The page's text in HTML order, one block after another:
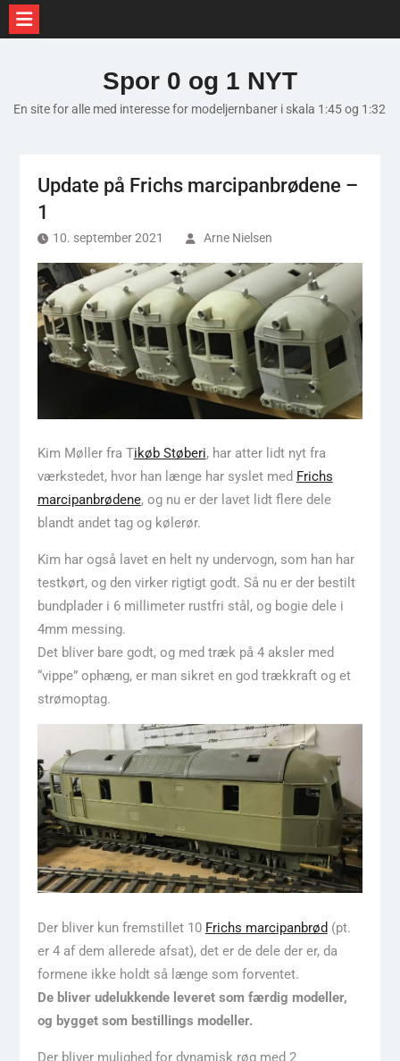
Spor 0 og 1 NYT
En site for alle med interesse for modeljernbaner i skala 1:45 og 1:32
Update på Frichs marcipanbrødene –
1
10. september 2021 Arne Nielsen
Kim Møller fra Tikøb Støberi, har atter lidt nyt fra
værkstedet, hvor han længe har syslet med Frichs
marcipanbrødene, og nu er der lavet lidt flere dele
blandt andet tag og kølerør.
Kim har også lavet en helt ny undervogn, som han har
testkørt, og den virker rigtigt godt. Så nu er der bestilt
bundplader i 6 millimeter rustfri stål, og bogie dele i
4mm messing.
Det bliver bare godt, og med træk på 4 aksler med
“vippe” ophæng, er man sikret en god trækkraft og et
strømoptag.
Der bliver kun fremstillet 10 Frichs marcipanbrød (pt.
er 4 af dem allerede afsat), det er de dele der er, da
formene ikke holdt så længe som forventet.
De bliver udelukkende leveret som færdig modeller,
og bygget som bestillings modeller.
Der bliver mulighed for dynamisk røg med 2